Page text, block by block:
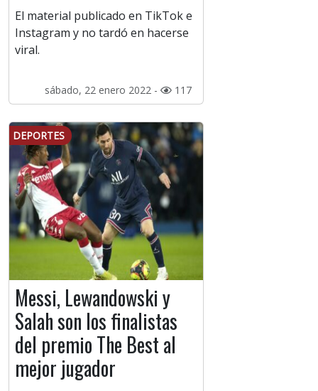
El material publicado en TikTok e
Instagram y no tardó en hacerse
viral.
sábado, 22 enero 2022 - 117
DEPORTES
Messi, Lewandowski y
Salah son los finalistas
del premio The Best al
mejor jugador